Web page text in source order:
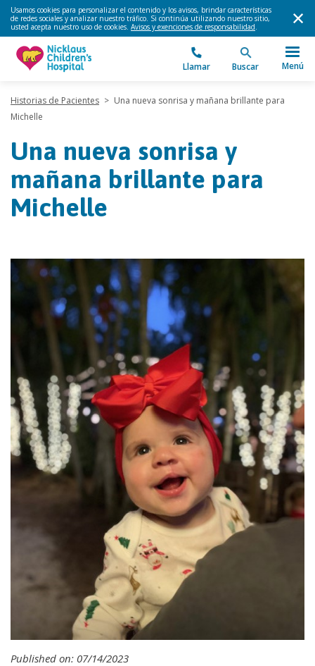
Usamos cookies para personalizar el contenido y los avisos, brindar características
de redes sociales y analizar nuestro tráfico. Si continúa utilizando nuestro sitio,
usted acepta nuestro uso de cookies. Avisos y exenciones de responsabilidad.
Llamar Buscar Menú
Historias de Pacientes > Una nueva sonrisa y mañana brillante para
Michelle
Una nueva sonrisa y
mañana brillante para
Michelle
Published on: 07/14/2023